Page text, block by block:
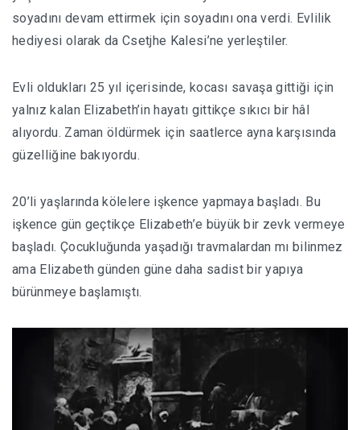
soyadını devam ettirmek için soyadını ona verdi. Evlilik
hediyesi olarak da Csetjhe Kalesi’ne yerleştiler.
Evli oldukları 25 yıl içerisinde, kocası savaşa gittiği için
yalnız kalan Elizabeth’in hayatı gittikçe sıkıcı bir hâl
alıyordu. Zaman öldürmek için saatlerce ayna karşısında
güzelliğine bakıyordu.
20’li yaşlarında kölelere işkence yapmaya başladı. Bu
işkence gün geçtikçe Elizabeth’e büyük bir zevk vermeye
başladı. Çocukluğunda yaşadığı travmalardan mı bilinmez
ama Elizabeth günden güne daha sadist bir yapıya
bürünmeye başlamıştı.